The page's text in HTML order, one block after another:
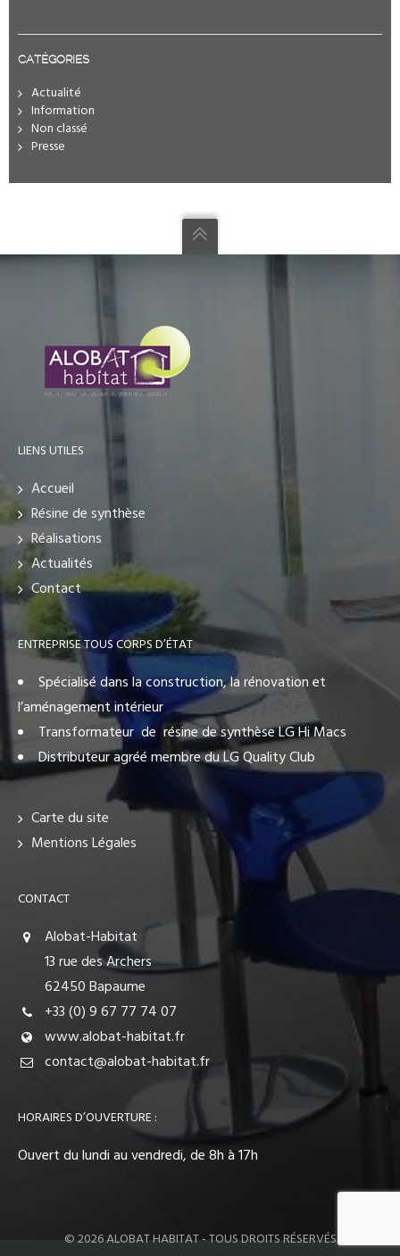
CATÉGORIES
Actualité
Information
Non classé
Presse
LIENS UTILES
Accueil
Résine de synthèse
Réalisations
Actualités
Contact
ENTREPRISE TOUS CORPS D’ÉTAT
Spécialisé dans la construction, la rénovation et
l’aménagement intérieur
Transformateur de résine de synthèse LG Hi Macs
Distributeur agréé membre du LG Quality Club
Carte du site
Mentions Légales
CONTACT
Alobat-Habitat
13 rue des Archers
62450 Bapaume
+33 (0) 9 67 77 74 07
www.alobat-habitat.fr
contact@alobat-habitat.fr
HORAIRES D’OUVERTURE :
Ouvert du lundi au vendredi, de 8h à 17h